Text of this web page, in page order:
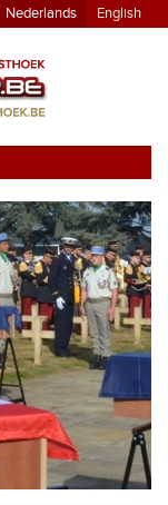
Nederlands English